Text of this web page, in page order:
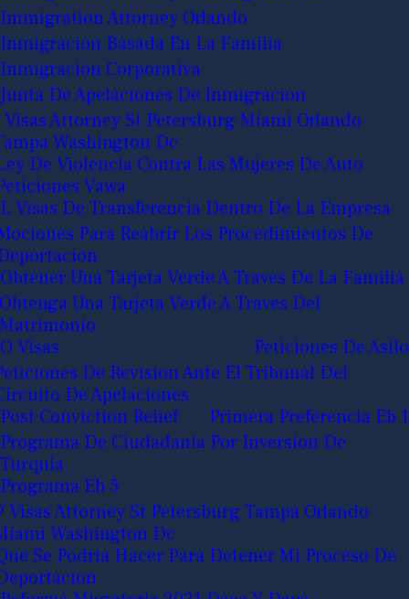
Immigration Attorney Orlando
Inmigracion Basada En La Familia
Inmigracion Corporativa
Junta De Apelaciones De Inmigracion
Visas Attorney St Petersburg Miami Orlando
Washington Dc
De Violencia Contra Las Mujeres De Auto
Vawa
L Visas De Transferencia Dentro De La Empresa
Para Reabrir Los Procedimientos De
Obtener Una Tarjeta Verde A Traves De La Familia
Obtenga Una Tarjeta Verde A Traves Del
Matrimonio
O Visas
Peticiones De Asilo
De Revision Ante El Tribunal Del
De Apelaciones
Post Conviction Relief
Primera Preferencia Eb 1
Programa De Ciudadania Por Inversion De
Turquia
Programa Eb 5
Visas Attorney St Petersburg Tampa Orlando
Washington Dc
Se Podria Hacer Para Detener Mi Proceso De